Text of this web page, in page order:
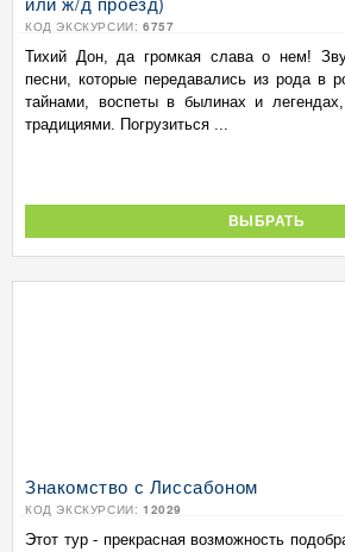
КОД ЭКСКУРСИИ: 6757
Тихий Дон, да громкая слава о нем!
песни, которые передавались из рода в
тайнами, воспеты в былинах и
традициями. Погрузиться ...
ВЫБРАТЬ
Знакомство с Лиссабоном
КОД ЭКСКУРСИИ: 12029
Этот тур - прекрасная возможность